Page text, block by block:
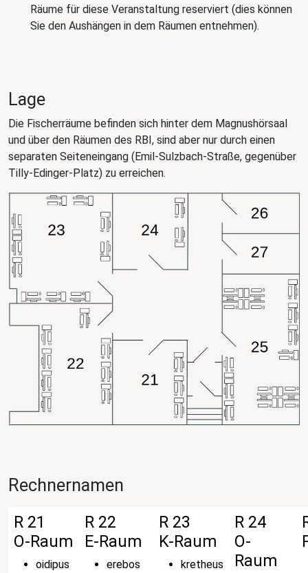
Räume für diese Veranstaltung reserviert (dies können
Sie den Aushängen in dem Räumen entnehmen).
Lage
Die Fischerräume befinden sich hinter dem Magnushörsaal
und über den Räumen des RBI, sind aber nur durch einen
separaten Seiteneingang (Emil-Sulzbach-Straße, gegenüber
Tilly-Edinger-Platz) zu erreichen.
Rechnernamen
R 21
O-Raum
oidipus
R 22
E-Raum
erebos
R 23
K-Raum
kretheus
R 24
O-
Raum